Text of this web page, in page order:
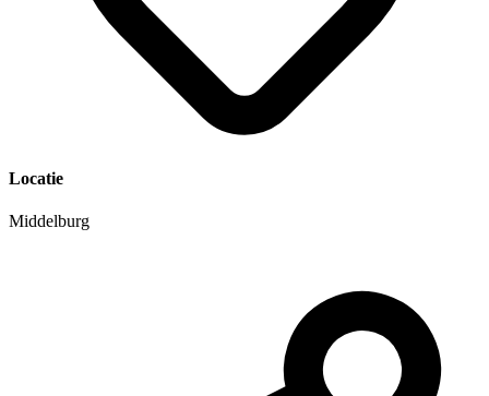
Locatie
Middelburg